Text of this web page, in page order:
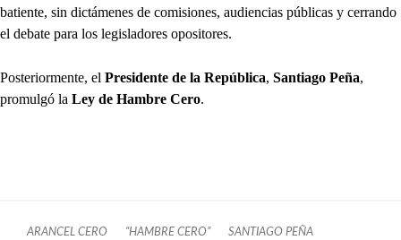
batiente, sin dictámenes de comisiones, audiencias públicas y cerrando
el debate para los legisladores opositores.
Posteriormente, el Presidente de la República, Santiago Peña,
promulgó la Ley de Hambre Cero.
ARANCEL CERO “HAMBRE CERO” SANTIAGO PEÑA